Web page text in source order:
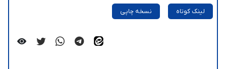
لینک کوتاه نسخه چاپی